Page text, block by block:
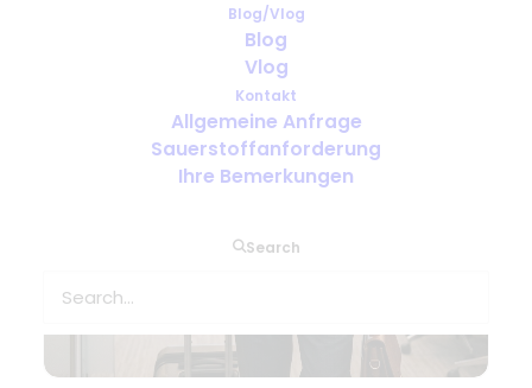
Blog/Vlog
Blog
Vlog
Kontakt
Allgemeine Anfrage
Sauerstoffanforderung
Ihre Bemerkungen
Search